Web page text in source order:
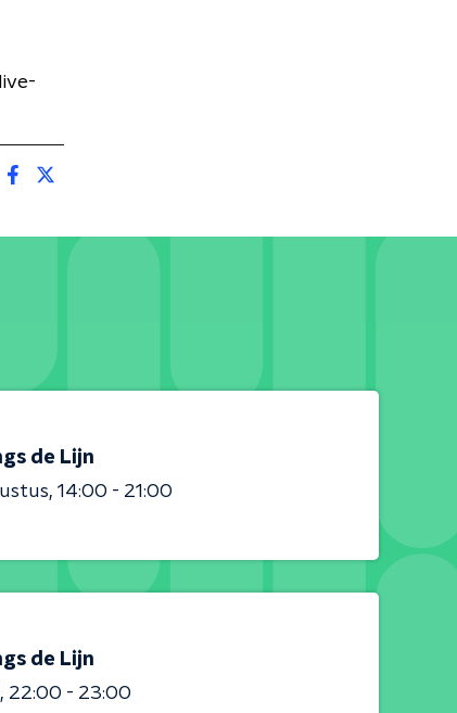
de Lijn
14:00 - 21:00
de Lijn
22:00 - 23:00